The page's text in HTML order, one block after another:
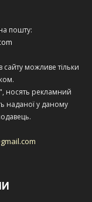
пошту:
сайту можливе тільки
носять рекламний
наданої у даному